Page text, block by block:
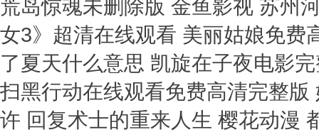
荒岛惊魂未删除版 金鱼影视 苏州
女3》超清在线观看 美丽姑娘免费
了夏天什么意思 凯旋在子夜电影
扫黑行动在线观看免费高清完整
许 回复术士的重来人生 樱花动漫